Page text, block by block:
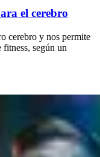
el cerebro
cerebro y nos permite
según un